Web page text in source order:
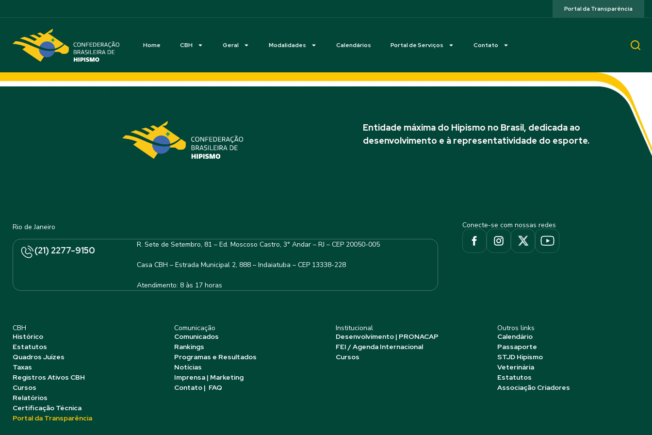
Portal da Transparência
Home CBH Geral Modalidades Calendários Portal de Serviços Contato
Entidade máxima do Hipismo no Brasil, dedicada ao
desenvolvimento e à representatividade do esporte.
Rio de Janeiro
(21) 2277-9150
R. Sete de Setembro, 81 – Ed. Moscoso Castro, 3° Andar – RJ – CEP 20050-005
Casa CBH – Estrada Municipal 2, 888 – Indaiatuba – CEP 13338-228
Atendimento: 8 às 17 horas
Conecte-se com nossas redes
CBH
Histórico
Estatutos
Quadros Juízes
Taxas
Registros Ativos CBH
Cursos
Relatórios
Certificação Técnica
Portal da Transparência
Comunicação
Comunicados
Rankings
Programas e Resultados
Notícias
Imprensa | Marketing
Contato | FAQ
Institucional
Desenvolvimento | PRONACAP
FEI / Agenda Internacional
Cursos
Outros links
Calendário
Passaporte
STJD Hipismo
Veterinária
Estatutos
Associação Criadores